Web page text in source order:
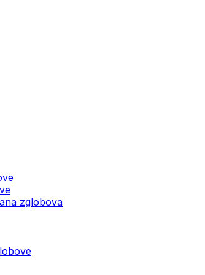
zglobova